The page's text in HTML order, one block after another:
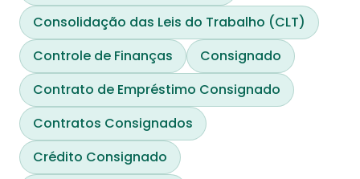
Consolidação das Leis do Trabalho (CLT)
Controle de Finanças
Consignado
Contrato de Empréstimo Consignado
Contratos Consignados
Crédito Consignado